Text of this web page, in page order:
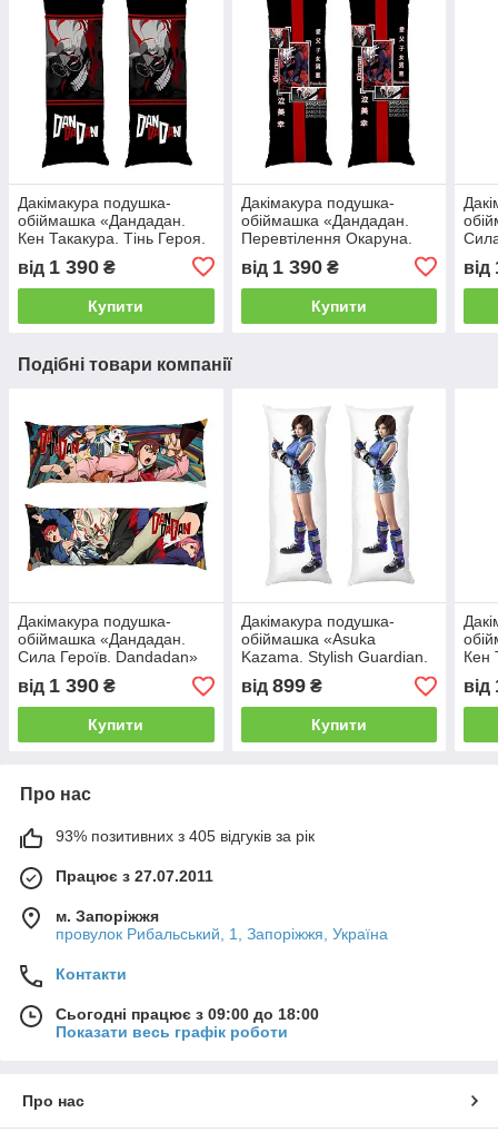
Дакімакура подушка-
обіймашка «Дандадан.
Кен Такакура. Тінь Героя.
від 1 390 ₴
Купити
Дакімакура подушка-
обіймашка «Дандадан.
Перевтілення Окаруна.
від 1 390₴
Купити
від
Подібні товари компанії
Дакімакура подушка-
обіймашка «Дандадан.
Сила Героїв. Dandadan»
від 1 390 ₴
Купити
Дакімакура подушка-
обіймашка «Asuka
Kazama. Stylish Guardian.
Tekken»
від 899₴
Купити
Кен
від
Про нас
93% позитивних з 405 відгуків за рік
Працює з 27.07.2011
м. Запоріжжя
провулок Рибальський, 1, Запоріжжя, Україна
Контакти
Сьогодні працює з 09:00 до 18:00
Показати весь графік роботи
Про нас